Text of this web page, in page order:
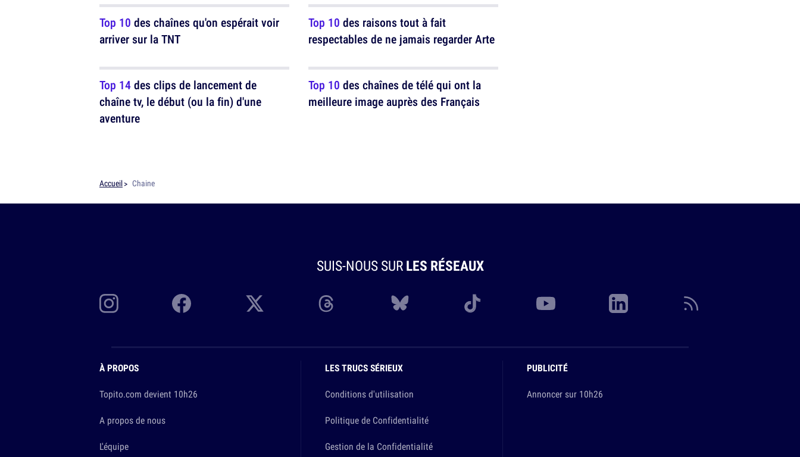
Top 10 des chaînes qu'on espérait voir
arriver sur la TNT
Top 14des clips de lancement de
chaîne tv, le début (ou la fin) d'une
aventure
Top 10 des raisons tout à fait
respectables de ne jamais regarder Arte
Top 10 des chaînes de télé qui ont la
meilleure image auprès des Français
Accueil Chaine
SUIS-NOUS SURLES RÉSEAUX
À PROPOS
Topito.com devient 10h26
A propos de nous
L'équipe
LES TRUCS SÉRIEUX
Conditions d'utilisation
Politique de Confidentialité
Gestion de la Confidentialité
PUBLICITÉ
Annoncer sur 10h26